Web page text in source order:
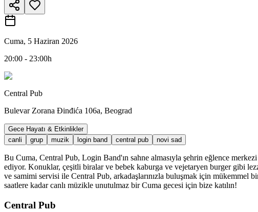
Cuma, 5 Haziran 2026
20:00 - 23:00h
Central Pub
Bulevar Zorana Đinđića 106a, Beograd
Gece Hayatı & Etkinlikler
canli
grup muzik login band central pub novi sad
Bu Cuma, Central Pub, Login Band'ın sahne almasıyla şehrin eğlence
ediyor. Konuklar, çeşitli biralar ve bebek kaburga ve vejetaryen burger gibi
ve samimi servisi ile Central Pub, arkadaşlarınızla buluşmak için
saatlere kadar canlı müzikle unutulmaz bir Cuma gecesi için bize katılın!
Central Pub